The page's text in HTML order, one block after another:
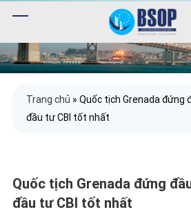
Trang chủ » Quốc tịch Grenada đứng
đầu tư CBI tốt nhất
Quốc tịch Grenada đứng
đầu tư CBI tốt nhất